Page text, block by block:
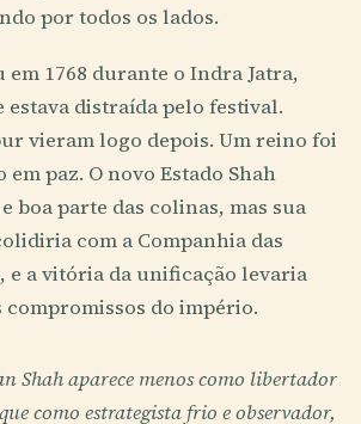
por todos os lados.
1768 durante o Indra Jatra,
estava distraída pelo festival.
vieram logo depois. Um reino foi
paz. O novo Estado Shah
boa parte das colinas, mas sua
com a Companhia das
e a vitória da unificação levaria
compromissos do império.
Shah aparece menos como libertador
como estrategista frio e observador,